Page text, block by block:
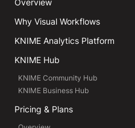
Why Visual Workflows
KNIME Analytics Platform
KNIME Hub
KNIME Community Hub
KNIME Business Hub
Pricing & Plans